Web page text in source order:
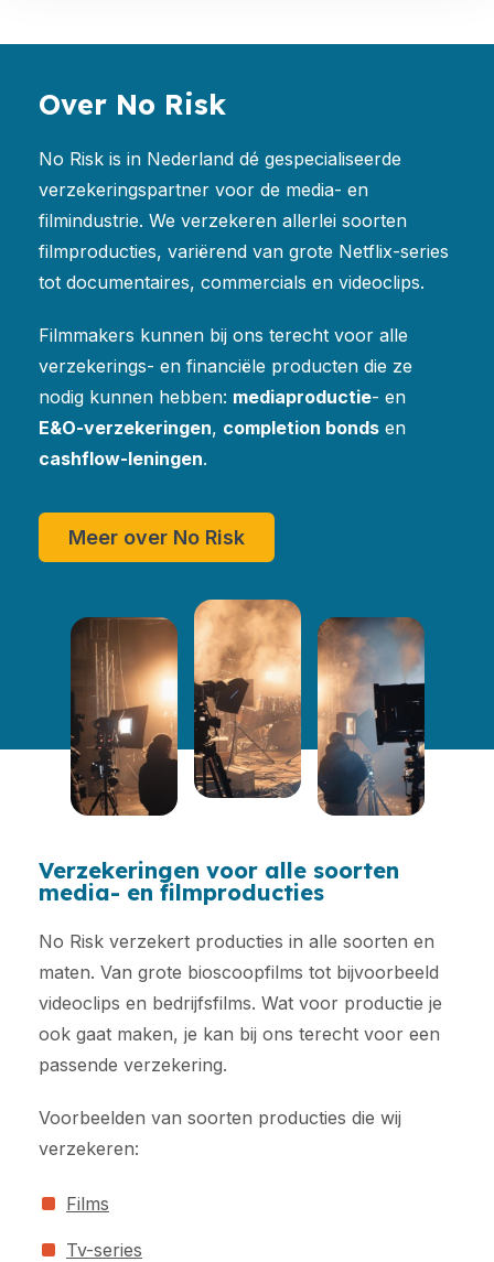
Over No Risk
No Risk is in Nederland dé gespecialiseerde
verzekeringspartner voor de media- en
filmindustrie. We verzekeren allerlei soorten
filmproducties, variërend van grote Netflix-series
tot documentaires, commercials en videoclips.
Filmmakers kunnen bij ons terecht voor alle
verzekerings- en financiële producten die ze
nodig kunnen hebben: mediaproductie- en
E&O-verzekeringen, completion bonds en
cashflow-leningen.
Meer over No Risk
Verzekeringen voor alle soorten
media- en filmproducties
No Risk verzekert producties in alle soorten en
maten. Van grote bioscoopfilms tot bijvoorbeeld
videoclips en bedrijfsfilms. Wat voor productie je
ook gaat maken, je kan bij ons terecht voor een
passende verzekering.
Voorbeelden van soorten producties die wij
verzekeren:
Films
Tv-series